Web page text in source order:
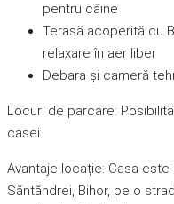
pentru câine
Terasă acoperită cu
relaxare în aer liber
Debara și cameră
Locuri de parcare:
casei
Avantaje locație: Casa
Săntăndrei, Bihor, pe o